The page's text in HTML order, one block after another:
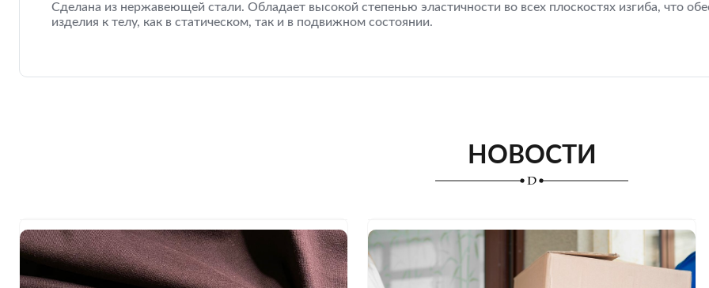
Сделана из нержавеющей стали. Обладает высокой степенью эластичности во всех плоскостях изгиба, что
изделия к телу, как в статическом, так и в подвижном состоянии.
НОВОСТИ